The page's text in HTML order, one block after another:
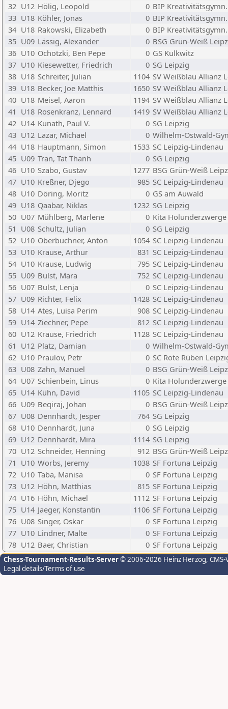
32 U12 Hölig, Leopold 0 BIP
33 U18 Köhler, Jonas 0 BIP
34 U18 Rakowski, Elizabeth 0 BIP
35 U09 Lässig, Alexander 0 BSG Grün-Weiß
36 U10 Ochotzki, Ben Pepe 0 GS Kulkwitz
37 U10 Kiesewetter, Friedrich 0 SG Leipzig
38 U18 Schreiter, Julian 1104 SV Weißblau Allianz
39 U18 Becker, Joe Matthis 1650 SV Weißblau Allianz
40 U18 Meisel, Aaron 1194 SV Weißblau Allianz
41 U18 Rosenkranz, Lennard 1419 SV Weißblau Allianz
42 U14 Kunath, Paul V. 0 SG Leipzig
43 U12 Lazar, Michael 0 Wilhelm-Ostwald-
44 U18 Hauptmann, Simon 1533 SC Leipzig-Lindenau
45 U09 Tran, Tat Thanh 0 SG Leipzig
46 U10 Szabo, Gustav 1277 BSG Grün-Weiß
47 U10 Kreßner, Djego 985 SC Leipzig-Lindenau
48 U10 Döring, Moritz 0 GS am Auwald
49 U18 Qaabar, Niklas 1232 SG Leipzig
50 U07 Mühlberg, Marlene 0 Kita
51 U08 Schultz, Julian 0 SG Leipzig
52 U10 Oberbuchner, Anton 1054 SC Leipzig-Lindenau
53 U10 Krause, Arthur 831 SC Leipzig-Lindenau
54 U10 Krause, Ludwig 795 SC Leipzig-Lindenau
55 U09 Bulst, Mara 752 SC Leipzig-Lindenau
56 U07 Bulst, Lenja 0 SC Leipzig-Lindenau
57 U09 Richter, Felix 1428 SC Leipzig-Lindenau
58 U14 Ates, Luisa Perim 908 SC Leipzig-Lindenau
59 U14 Ziechner, Pepe 812 SC Leipzig-Lindenau
60 U12 Krause, Friedrich 1128 SC Leipzig-Lindenau
61 U12 Platz, Damian 0 Wilhelm-Ostwald-
62 U10 Praulov, Petr 0 SC Rote Rüben
63 U08 Zahn, Manuel 0 BSG Grün-Weiß
64 U07 Schienbein, Linus 0 Kita
65 U14 Kühn, David 1105 SC Leipzig-Lindenau
66 U09 Beqiraj, Johan 0 BSG Grün-Weiß
67 U08 Dennhardt, Jesper 764 SG Leipzig
68 U10 Dennhardt, Juna 0 SG Leipzig
69 U12 Dennhardt, Mira 1114 SG Leipzig
70 U12 Schneider, Henning 912 BSG Grün-Weiß
71 U10 Worbs, Jeremy 1038 SF Fortuna Leipzig
72 U10 Taba, Manisa 0 SF Fortuna Leipzig
73 U12 Höhn, Matthias 815 SF Fortuna Leipzig
74 U16 Höhn, Michael 1112 SF Fortuna Leipzig
75 U14 Jaeger, Konstantin 1106 SF Fortuna Leipzig
76 U08 Singer, Oskar 0 SF Fortuna Leipzig
77 U10 Lindner, Malte 0 SF Fortuna Leipzig
78 U12 Baer, Christian 0 SF Fortuna Leipzig
Chess-Tournament-Results-Server© 2006-2026 Heinz Herzog,
Legal details/Terms of use